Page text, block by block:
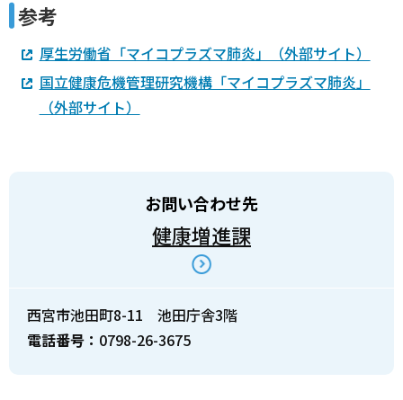
参考
厚生労働省「マイコプラズマ肺炎」（外部サイト）
国立健康危機管理研究機構「マイコプラズマ肺炎」
（外部サイト）
お問い合わせ先
健康増進課
西宮市池田町8-11 池田庁舎3階
電話番号： 0798-26-3675